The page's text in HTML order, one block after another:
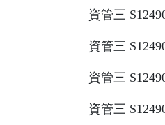
資管三
資管三
資管三
資管三